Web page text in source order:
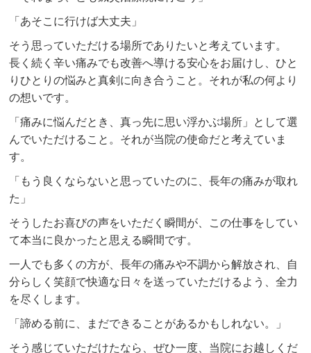
「あそこに行けば大丈夫」
そう思っていただける場所でありたいと考えています。
長く続く辛い痛みでも改善へ導ける安心をお届けし、ひと
りひとりの悩みと真剣に向き合うこと。それが私の何より
の想いです。
「痛みに悩んだとき、真っ先に思い浮かぶ場所」として選
んでいただけること。それが当院の使命だと考えていま
す。
「もう良くならないと思っていたのに、長年の痛みが取れ
た」
そうしたお喜びの声をいただく瞬間が、この仕事をしてい
て本当に良かったと思える瞬間です。
一人でも多くの方が、長年の痛みや不調から解放され、自
分らしく笑顔で快適な日々を送っていただけるよう、全力
を尽くします。
「諦める前に、まだできることがあるかもしれない。」
そう感じていただけたなら、ぜひ一度、当院にお越しくだ